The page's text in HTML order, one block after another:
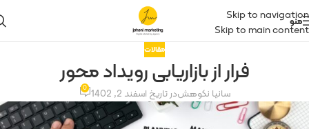
Skip to navigation
Skip to main content
منو
مقالات
فرار از بازاریابی رویداد محور
سانیا نکوهشدر تاریخ اسفند 2, 1402 0